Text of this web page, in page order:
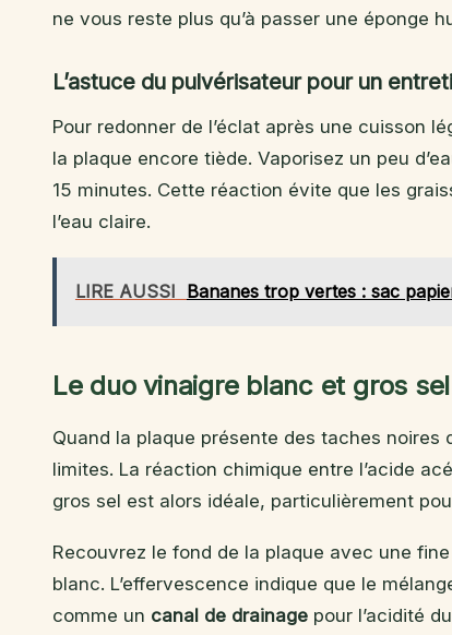
ne vous reste plus qu’à passer une éponge
L’astuce du pulvérisateur pour un
Pour redonner de l’éclat après une cuisson
la plaque encore tiède. Vaporisez un peu
15 minutes. Cette réaction évite que les
l’eau claire.
LIRE AUSSI Bananes trop vertes : sac
Le duo vinaigre blanc et gros
Quand la plaque présente des taches
limites. La réaction chimique entre l’acide
gros sel est alors idéale, particulièrement
Recouvrez le fond de la plaque avec une
blanc. L’effervescence indique que le
comme un canal de drainage pour l’acidité